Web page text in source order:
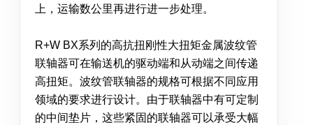
上，运输数公里再进行进一步处理。
R+W BX系列的高抗扭刚性大扭矩金属波纹管
联轴器可在输送机的驱动端和从动端之间传递
高扭矩。波纹管联轴器的规格可根据不同应用
领域的要求进行设计。由于联轴器中有可定制
的中间垫片，这些紧固的联轴器可以承受大幅